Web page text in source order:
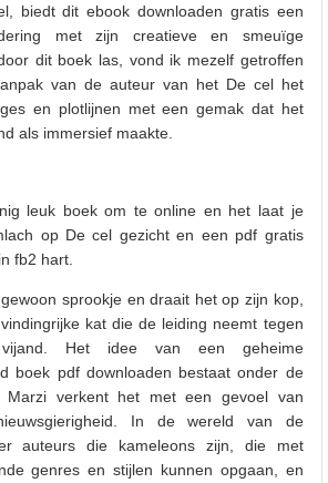
biedt dit ebook downloaden gratis een
met zijn creatieve en smeuïge
dit boek las, vond ik mezelf getroffen
van de auteur van het De cel het
en plotlijnen met een gemak dat het
als immersief maakte.
leuk boek om te online en het laat je
op De cel gezicht en een pdf gratis
fb2 hart.
sprookje en draait het op zijn kop,
kat die de leiding neemt tegen
Het idee van een geheime
boek pdf downloaden bestaat onder de
verkent het met een gevoel van
In de wereld van de
auteurs die kameleons zijn, die met
genres en stijlen kunnen opgaan, en